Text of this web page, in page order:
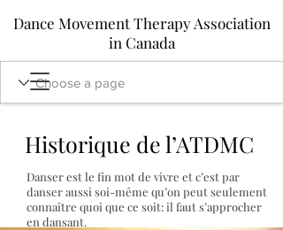
Dance Movement Therapy Association
in Canada
Historique de l’ATDMC
Danser est le fin mot de vivre et c’est par
danser aussi soi-même qu’on peut seulement
connaître quoi que ce soit: il faut s’approcher
en dansant.